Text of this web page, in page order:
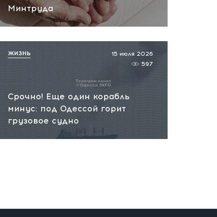
НАТО планирует и
заявление хакеров
Минтруда
Срочно! Еще один корабль
минус: под Одессой горит
грузовое судно
15 июля 2026
597
ЖИЗНЬ